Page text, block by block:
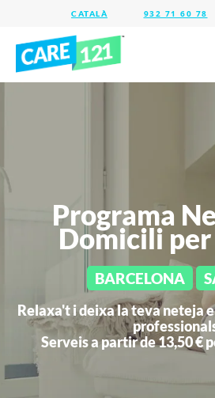
932 71 60 78
Programa
Domicili
BARCELONA
Relaxa't i deixa la teva neteja
Serveis a partir de 13,50 €